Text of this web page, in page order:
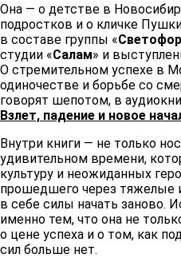
Она — о детстве в
подростков и о кличке
в составе группы «Светофор
студии «Салам» и
О стремительном успехе в
одиночестве и борьбе со
говорят шепотом, в
Взлет, падение и новое
Внутри книги — не только
удивительном времени,
культуру и неожиданных
прошедшего через тяжелые
в себе силы начать заново.
именно тем, что она не
о цене успеха и о том, как
сил больше нет.